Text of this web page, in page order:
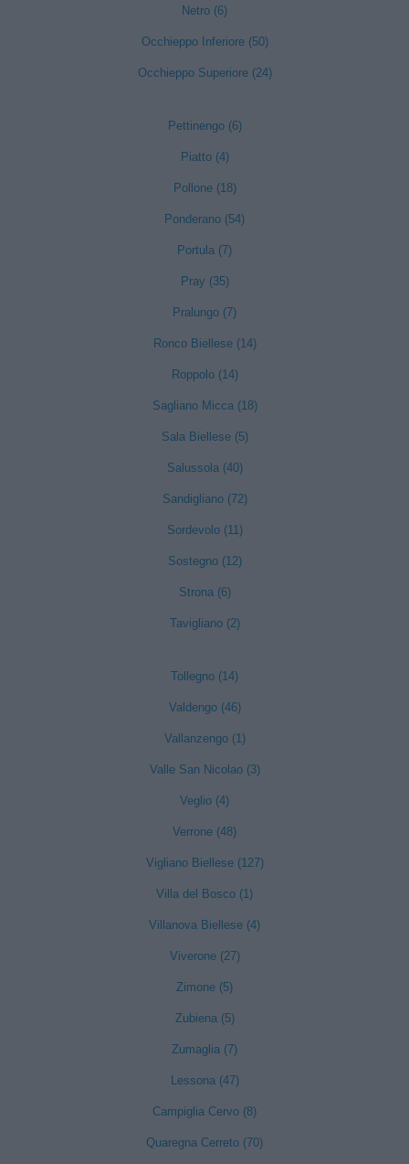
Netro (6)
Occhieppo Inferiore (50)
Occhieppo Superiore (24)
Pettinengo (6)
Piatto (4)
Pollone (18)
Ponderano (54)
Portula (7)
Pray (35)
Pralungo (7)
Ronco Biellese (14)
Roppolo (14)
Sagliano Micca (18)
Sala Biellese (5)
Salussola (40)
Sandigliano (72)
Sordevolo (11)
Sostegno (12)
Strona (6)
Tavigliano (2)
Tollegno (14)
Valdengo (46)
Vallanzengo (1)
Valle San Nicolao (3)
Veglio (4)
Verrone (48)
Vigliano Biellese (127)
Villa del Bosco (1)
Villanova Biellese (4)
Viverone (27)
Zimone (5)
Zubiena (5)
Zumaglia (7)
Lessona (47)
Campiglia Cervo (8)
Quaregna Cerreto (70)